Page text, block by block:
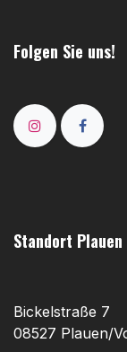
Folgen Sie uns!
Standort Plauen
Bickelstraße 7
08527 Plauen/